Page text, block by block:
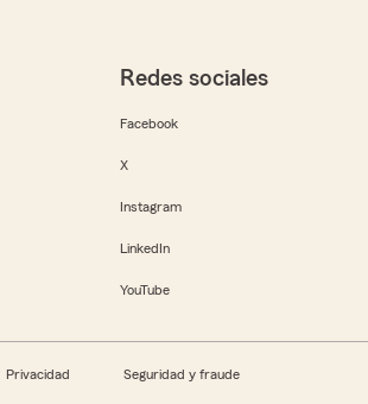
Redes sociales
Facebook
X
Instagram
LinkedIn
YouTube
Privacidad Seguridad y fraude